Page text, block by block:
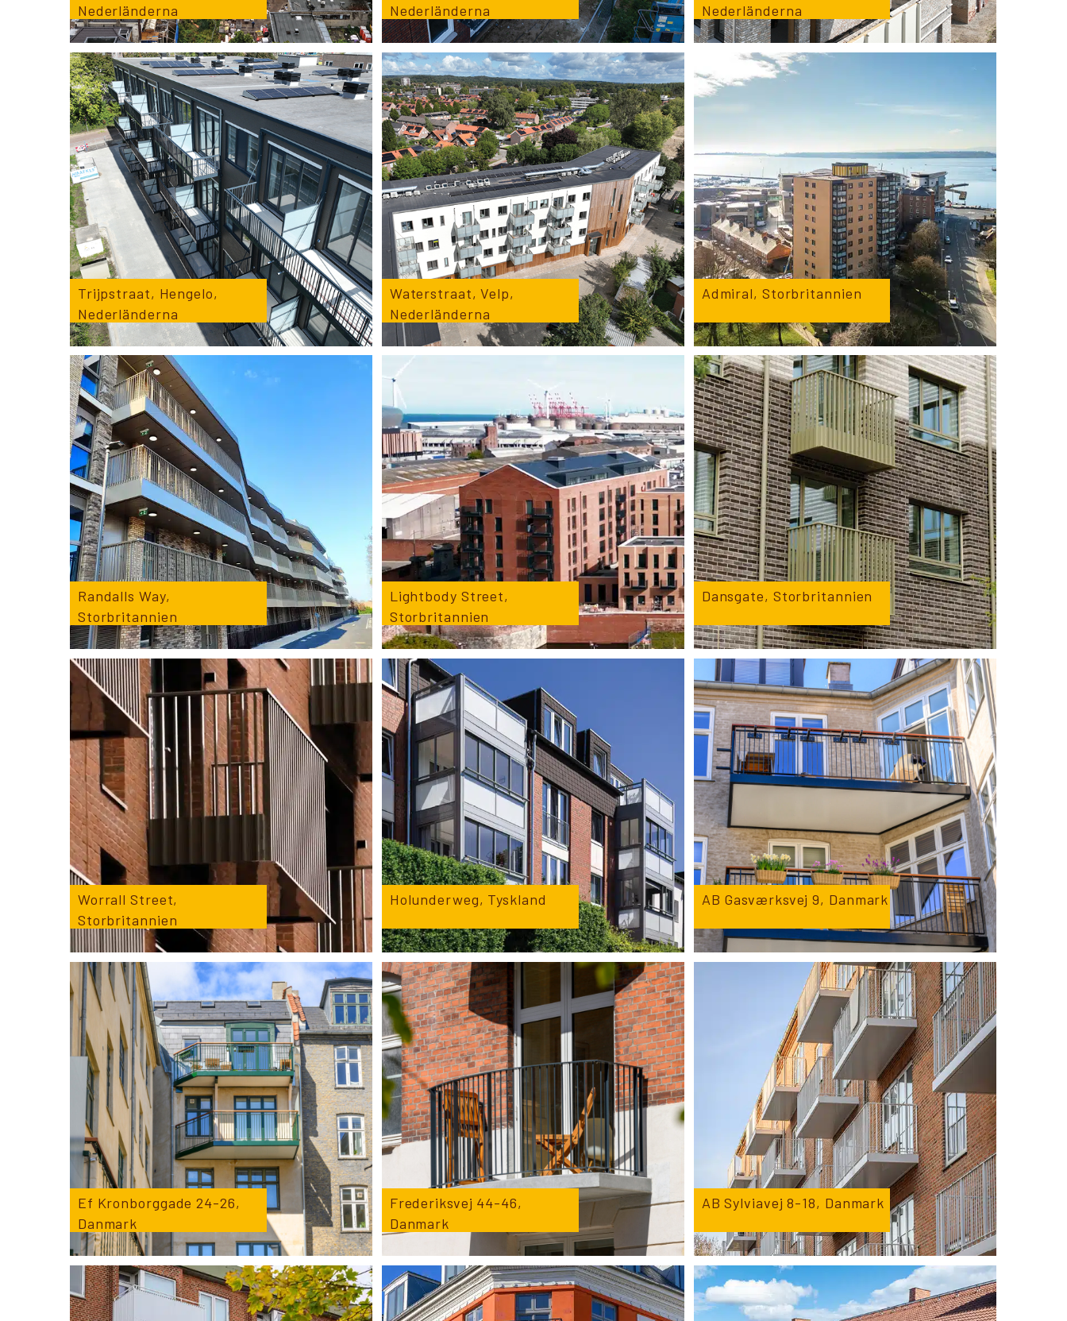
Nederländerna
Nederländerna
Nederländerna
Trijpstraat, Hengelo,
Nederländerna
Waterstraat, Velp,
Nederländerna
Admiral, Storbritannien
Randalls Way,
Storbritannien
Lightbody Street,
Storbritannien
Dansgate, Storbritannien
Worrall Street,
Storbritannien
Holunderweg, Tyskland AB Gasværksvej 9, Danmark
Ef Kronborggade 24-26,
Danmark
Frederiksvej 44-46,
Danmark
AB Sylviavej 8-18, Danmark